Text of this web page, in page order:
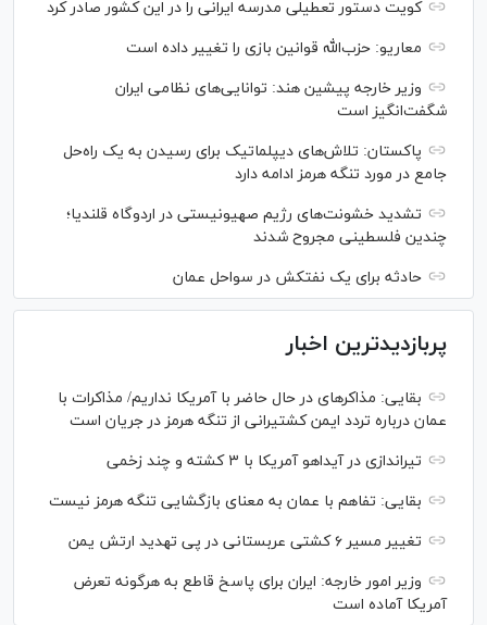
کویت دستور تعطیلی مدرسه ایرانی را در این کشور صادر کرد
معاریو: حزب‌الله قوانین بازی را تغییر داده است
وزیر خارجه پیشین هند: توانایی‌های نظامی ایران
شگفت‌انگیز است
پاکستان: تلاش‌های دیپلماتیک برای رسیدن به یک راه‌حل
جامع در مورد تنگه هرمز ادامه دارد
تشدید خشونت‌های رژیم صهیونیستی در اردوگاه قلندیا؛
چندین فلسطینی مجروح شدند
حادثه برای یک نفتکش در سواحل عمان
پربازدیدترین اخبار
بقایی: مذاکره‎ای در حال حاضر با آمریکا نداریم/ مذاکرات با
عمان درباره تردد ایمن کشتیرانی از تنگه هرمز در جریان است
تیراندازی در آیداهو آمریکا با ۳ کشته و چند زخمی
بقایی: تفاهم با عمان به معنای بازگشایی تنگه هرمز نیست
تغییر مسیر ۶ کشتی عربستانی در پی تهدید ارتش یمن
وزیر امور خارجه: ایران برای پاسخ قاطع به هرگونه تعرض
آمریکا آماده است